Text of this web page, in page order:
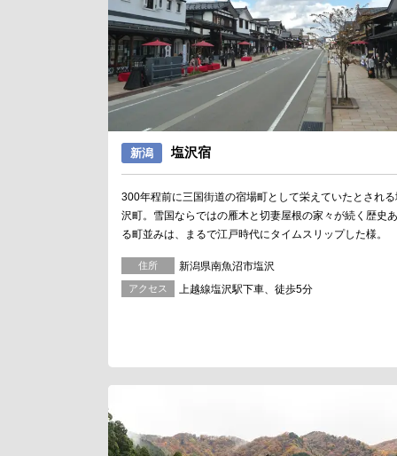
新潟 塩沢宿
300年程前に三国街道の宿場町として栄えていたとされ
沢町。雪国ならではの雁木と切妻屋根の家々が続く歴史あ
る町並みは、まるで江戸時代にタイムスリップした様。
住所 新潟県南魚沼市塩沢
アクセス 上越線塩沢駅下車、徒歩5分